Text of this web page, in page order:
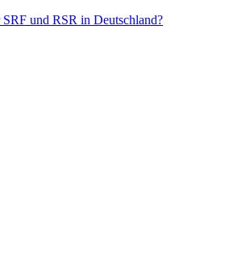
und RSR in Deutschland?